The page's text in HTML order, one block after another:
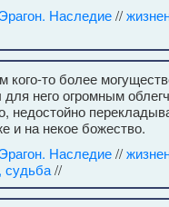
Эрагон. Наследие//
кого-то более
него огромным
недостойно
и на некое божество.
Эрагон. Наследие//
судьба//